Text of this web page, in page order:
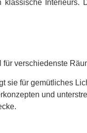
verschiedenste
sie für gemütliches
und